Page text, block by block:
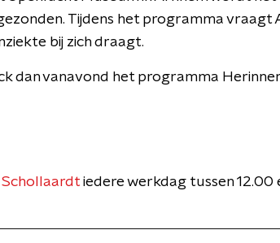
Tijdens het programma vraagt
bij zich draagt.
dan vanavond het programma
Schollaardt iedere werkdag tussen 12.00